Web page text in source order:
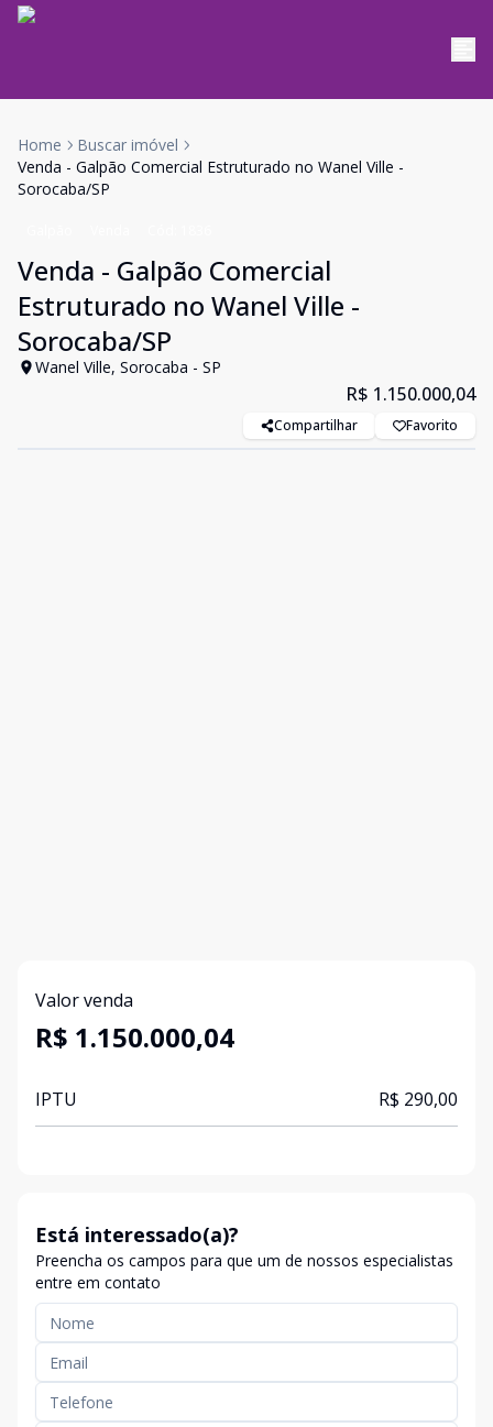
Home
Buscar imóvel
Venda - Galpão Comercial Estruturado no Wanel Ville -
Sorocaba/SP
Venda - Galpão Comercial
Estruturado no Wanel Ville -
Sorocaba/SP
Wanel Ville, Sorocaba - SP
R$ 1.150.000,04
Compartilhar Favorito
Valor venda
R$ 1.150.000,04
IPTU R$ 290,00
Está interessado(a)?
Preencha os campos para que um de nossos especialistas
entre em contato